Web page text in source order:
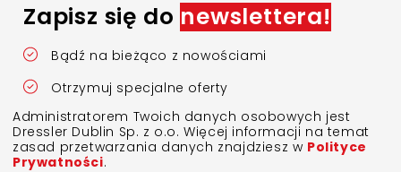
Zapisz się do newslettera!
Bądź na bieżąco z nowościami
Otrzymuj specjalne oferty
Administratorem Twoich danych osobowych jest
Dressler Dublin Sp. z o.o. Więcej informacji na temat
zasad przetwarzania danych znajdziesz w Polityce
Prywatności.